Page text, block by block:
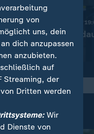
Nachrichten | heute
Ermittlungen
Video
von
uns, dein
dich anzupassen
anzubieten.
auf
Streaming, der
Dritten werden
Wir
Dienste von